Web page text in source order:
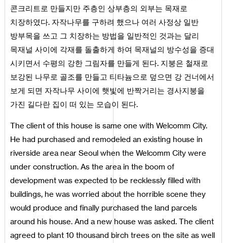
콘크리트로 만들지만 주층인 상부층의 외부는 목재로
치장하였다. 자작나무를 구하려 했으나 여러 사정상 일반
방부목을 쓰고 그 치장하는 방법을 일반적인 것과는 달리
목재널 사이에 각재를 돌출하게 하여 목재널의 방수성을 증대
시키면서 수평의 강한 그림자를 만들게 된다. 지붕은 철재로
보강된 나무로 골조를 만들고 티타늄으로 덮으면 강 건너에서
보게 되면 자작나무 사이에 햇빛에 반짝거리는 경사지붕을
가진 길다란 집이 떠 있는 모습이 된다.
The client of this house is same one with Welcomm City.
He had purchased and remodeled an existing house in
riverside area near Seoul when the Welcomm City were
under construction. As the area in the boom of
development was expected to be recklessly filled with
buildings, he was worried about the horrible scene they
would produce and finally purchased the land parcels
around his house. And a new house was asked. The client
agreed to plant 10 thousand birch trees on the site as well